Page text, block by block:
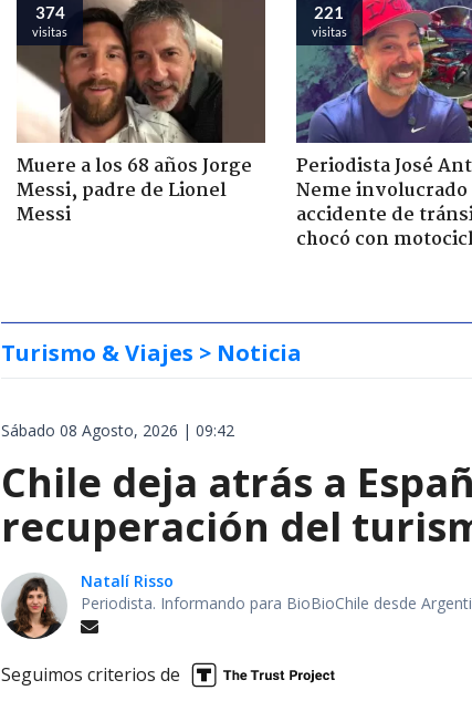
374
visitas
Muere a los 68 años Jorge
Messi, padre de Lionel
Messi
221
visitas
Periodista José
Neme
accidente de
chocó con
Turismo & Viajes > Noticia
Sábado 08 Agosto, 2026 | 09:42
Chile deja atrás a
recuperación del
Natalí Risso
Periodista. Informando para BioBioChile desde
Seguimos criterios de